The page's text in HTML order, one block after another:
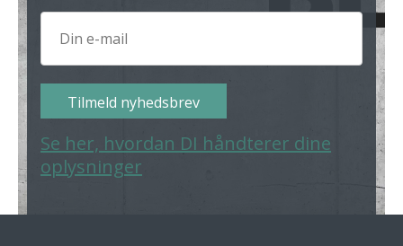
Tilmeld nyhedsbrev
Se her, hvordan DI håndterer dine
oplysninger